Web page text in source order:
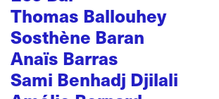
Thomas Ballouhey
Sosthène Baran
Anaïs Barras
Sami Benhadj Djilali